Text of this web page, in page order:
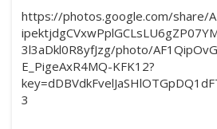
https://photos.google.com/share/
3l3aDkl0R8yfJzg/photo/
E_PigeAxR4MQ-KFK12?
3